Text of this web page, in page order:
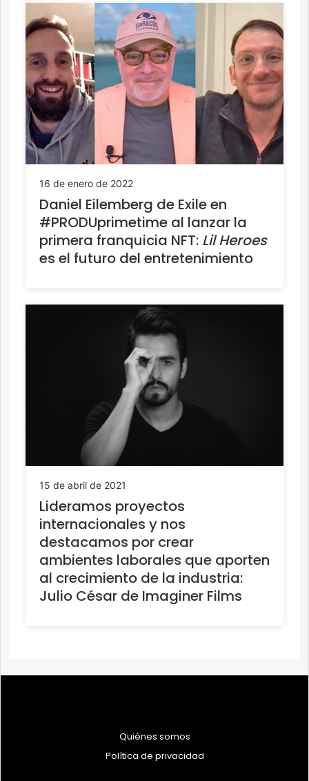
16 de enero de 2022
Daniel Eilemberg de Exile en
#PRODUprimetime al lanzar la
primera franquicia NFT: Lil Heroes
es el futuro del entretenimiento
15 de abril de 2021
Lideramos proyectos
internacionales y nos
destacamos por crear
ambientes laborales que aporten
al crecimiento de la industria:
Julio César de Imaginer Films
Quiénes somos
Política de privacidad